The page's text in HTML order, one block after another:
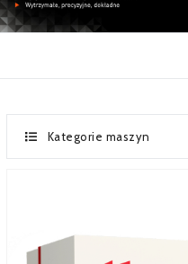
CZĘŚCI
SERWIS
KATALOGI
Kategorie maszyn